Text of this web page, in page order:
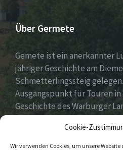
Cookie-
Wir verwenden Cookies, um unsere
Über Germete
Gemete ist ein anerkannter
jähriger Geschichte am
Schmetterlingssteig
Ausgangspunkt für Touren
Geschichte des Warburger
Diemeltal gibt es ein buntes
ehrenamtliches Engagement.